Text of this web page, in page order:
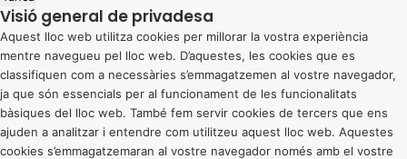
Visió general de privadesa
Aquest lloc web utilitza cookies per millorar la vostra experiència
mentre navegueu pel lloc web. D’aquestes, les cookies que es
classifiquen com a necessàries s’emmagatzemen al vostre navegador,
ja que són essencials per al funcionament de les funcionalitats
bàsiques del lloc web. També fem servir cookies de tercers que ens
ajuden a analitzar i entendre com utilitzeu aquest lloc web. Aquestes
cookies s’emmagatzemaran al vostre navegador només amb el vostre